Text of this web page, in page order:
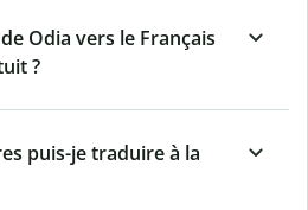
Odia vers le Français
?
puis-je traduire à la